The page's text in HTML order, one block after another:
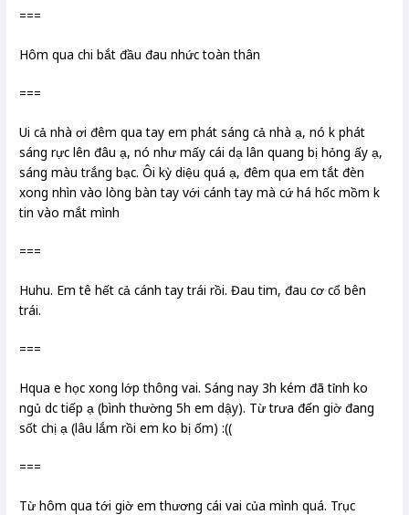
===
Hôm qua chi bắt đầu đau nhức toàn thân
===
Ui cả nhà ơi đêm qua tay em phát sáng cả nhà ạ, nó k phát
sáng rực lên đâu ạ, nó như mấy cái dạ lân quang bị hỏng ấy ạ,
sáng màu trắng bạc. Ôi kỳ diệu quá ạ, đêm qua em tắt đèn
xong nhìn vào lòng bàn tay với cánh tay mà cứ há hốc mồm k
tin vào mắt mình
===
Huhu. Em tê hết cả cánh tay trái rồi. Đau tim, đau cơ cổ bên
trái.
===
Hqua e học xong lớp thông vai. Sáng nay 3h kém đã tỉnh ko
ngủ dc tiếp ạ (bình thường 5h em dậy). Từ trưa đến giờ đang
sốt chị ạ (lâu lắm rồi em ko bị ốm) :((
===
Từ hôm qua tới giờ em thương cái vai của mình quá. Trục